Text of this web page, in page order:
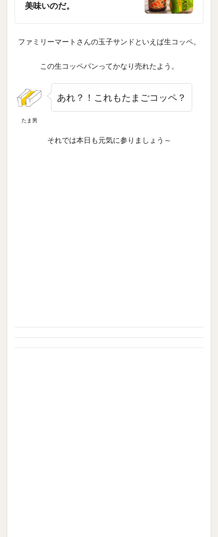
美味いのだ。
ファミリーマートさんの玉子サンドといえば生コッペ。
この生コッペパンってかなり売れたよう。
たま男
あれ？！これもたまごコッペ？
それでは本日も元気に参りましょう～